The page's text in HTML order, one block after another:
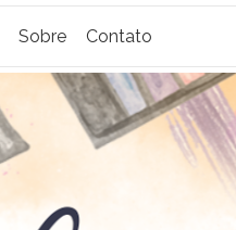
Sobre Contato